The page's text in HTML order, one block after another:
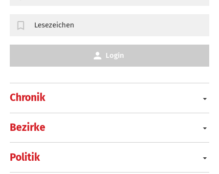
Chronik
Bezirke
Politik
Lesezeichen
Login